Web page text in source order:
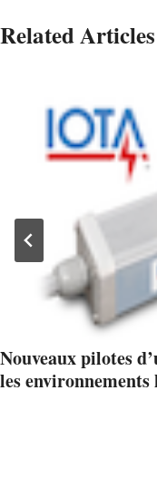
Related Articles
Nouveaux pilotes
les environnements